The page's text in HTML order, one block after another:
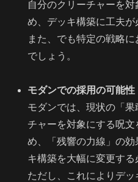
自分のクリーチャーを
め、デッキ構築に工夫が
また、でも特定の戦略
でしょう。
モダンでの採用の可能性
モダンでは、現状の「
チャーを対象にする呪
め、「残響の力線」の
キ構築を大幅に変更する
ただし、これによりデ